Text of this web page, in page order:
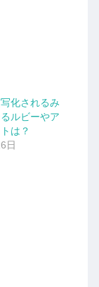
化されるみ
ルビーやア
は？
日